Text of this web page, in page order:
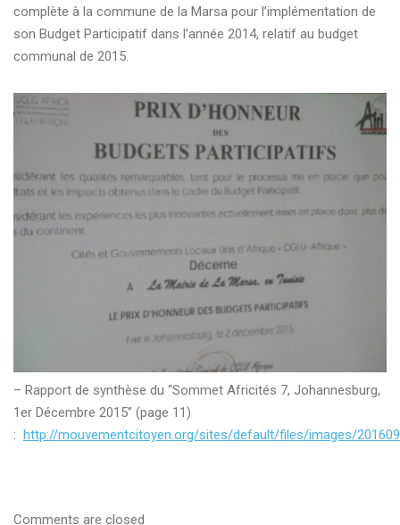
complète à la commune de la Marsa pour l’implémentation de
son Budget Participatif dans l’année 2014, relatif au budget
communal de 2015.
– Rapport de synthèse du “Sommet Africités 7, Johannesburg,
1er Décembre 2015” (page 11)
: http://mouvementcitoyen.org/sites/default/files/images/201609/
Comments are closed